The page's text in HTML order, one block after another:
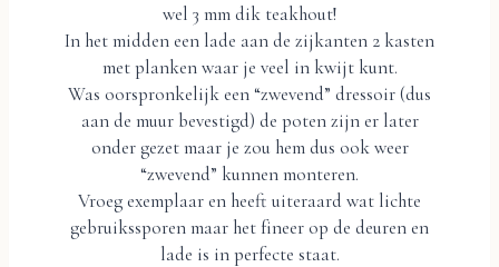
wel 3 mm dik teakhout!
In het midden een lade aan de zijkanten 2 kasten
met planken waar je veel in kwijt kunt.
Was oorspronkelijk een “zwevend” dressoir (dus
aan de muur bevestigd) de poten zijn er later
onder gezet maar je zou hem dus ook weer
“zwevend” kunnen monteren.
Vroeg exemplaar en heeft uiteraard wat lichte
gebruikssporen maar het fineer op de deuren en
lade is in perfecte staat.